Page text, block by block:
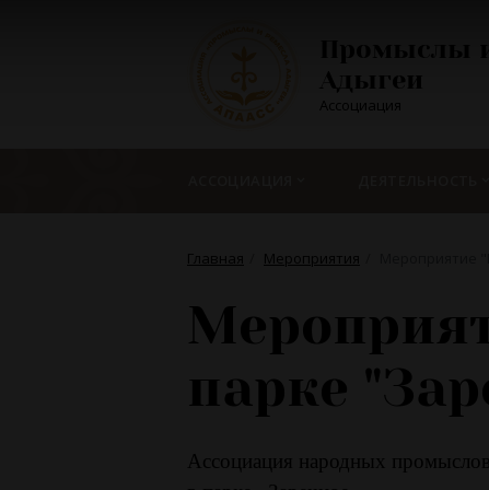
Ассоциация
Главная Мероприятия
парке
Ассоциация народных